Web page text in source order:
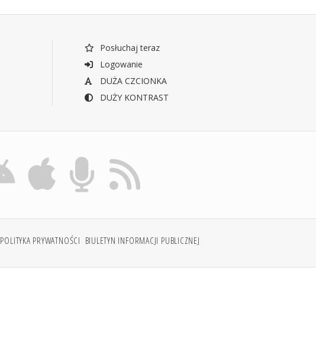
Posłuchaj teraz
Logowanie
DUŻA CZCIONKA
DUŻY KONTRAST
POLITYKA PRYWATNOŚCI BIULETYN INFORMACJI PUBLICZNEJ